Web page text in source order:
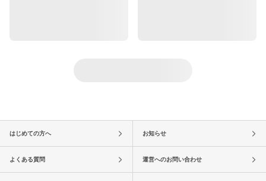
はじめての方へ お知らせ
よくある質問 運営へのお問い合わせ